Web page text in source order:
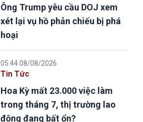
Ông Trump yêu cầu DOJ xem
xét lại vụ hồ phản chiếu bị phá
hoại
05:44 08/08/2026
Tin Tức
Hoa Kỳ mất 23.000 việc làm
trong tháng 7, thị trường lao
động đang bất ổn?